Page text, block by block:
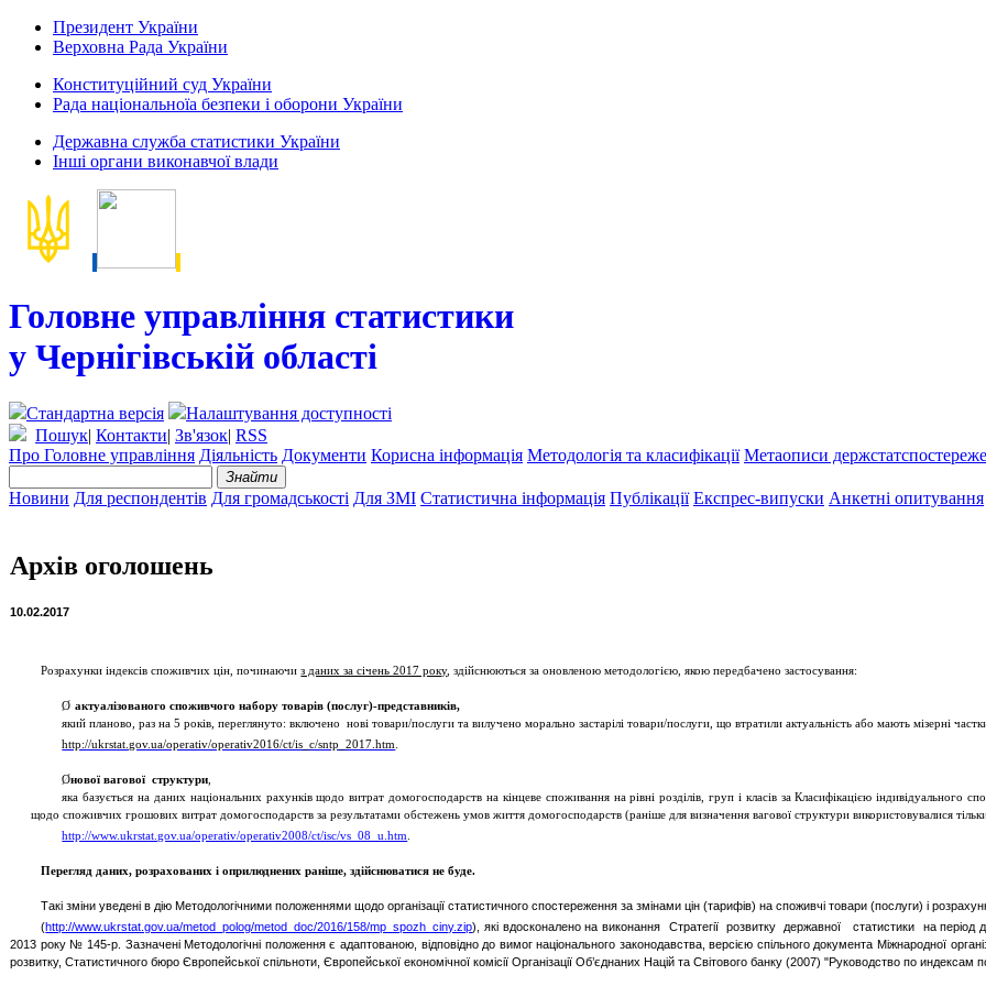
Президент України
Верховна Рада України
Конституційний суд України
Рада національноїа безпеки і оборони України
Державна служба статистики України
Інші органи виконавчої влади
Головне управління статистики
у Чернігівській області
Стандартна версія
Налаштування доступності
Пошук| Контакти| Зв'язок| RSS
Про Головне управління Діяльність Документи Корисна інформація Методологія та класифікації Метаописи
Знайти
Новини Для респондентів Для громадськості Для ЗМІ Статистична інформація Публікації Експрес-випуски Анкетні опитування
Архів оголошень
10.02.2017
Розрахунки індексів споживчих цін, починаючиз даних за січень 2017 року, здійснюються за оновленою методологією, якою передбачено застосування:
Ø актуалізованого споживчого набору товарів (послуг)-представників,
який планово, раз на 5 років, переглянуто: включено нові товари/послуги та вилучено морально застарілі товари/послуги, що втратили актуальність або мають мізерні
http://ukrstat.gov.ua/operativ/operativ2016/ct/is_c/sntp_2017.htm
Øнової вагової структури
яка базується на даних національних рахунків щодо витрат домогосподарств на кінцеве споживання на рівні розділів, груп і класів за Класифікацією індивідуального
щодо споживчих грошових витрат домогосподарств за результатами обстежень умов життя домогосподарств (раніше для визначення вагової структури використовувалися
http://www.ukrstat.gov.ua/operativ/operativ2008/ct/isc/vs_08_u.htm
Перегляд даних, розрахованих і оприлюднених раніше, здійснюватися не буде.
Такі зміни уведені в дію Методологічними положеннями щодо організації статистичного спостереження за змінами цін (тарифів) на споживчі товари (послуги) і
(http://www.ukrstat.gov.ua/metod_polog/metod_doc/2016/158/mp_spozh_ciny.zip), які вдосконалено на виконання Стратегії розвитку державної статистики на період
2013 року № 145-р. Зазначені Методологічні положення є адаптованою, відповідно до вимог національного законодавства, версією спільного документа Міжнародної
розвитку, Статистичного бюро Європейської спільноти, Європейської економічної комісії Організації Об’єднаних Націй та Світового банку (2007) "Руководство по